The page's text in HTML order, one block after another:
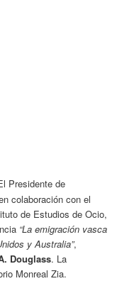
Presidente de
colaboración con el
de Estudios de Ocio,
“La emigración vasca
y Australia”,
Douglass. La
Monreal Zia.